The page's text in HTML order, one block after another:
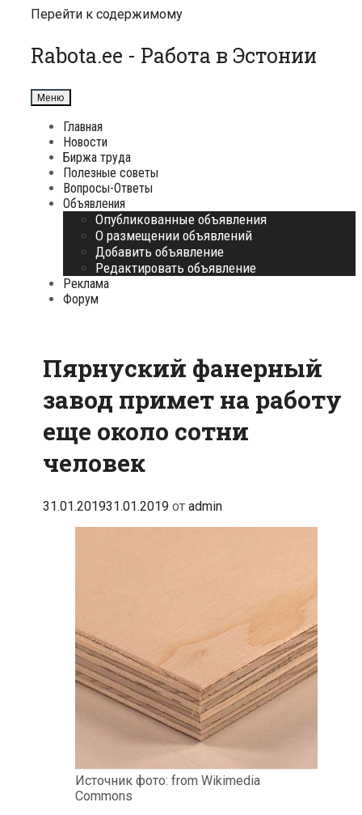
Перейти к содержимому
Rabota.ee - Работа в Эстонии
Меню
Главная
Новости
Биржа труда
Полезные советы
Вопросы-Ответы
Объявления
Опубликованные объявления
О размещении объявлений
Добавить объявление
Редактировать объявление
Реклама
Форум
Пярнуский фанерный
завод примет на работу
еще около сотни
человек
31.01.201931.01.2019 от admin
Источник фото: from Wikimedia
Commons